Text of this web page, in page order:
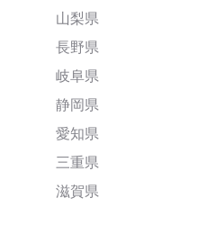
山梨県
長野県
岐阜県
静岡県
愛知県
三重県
滋賀県